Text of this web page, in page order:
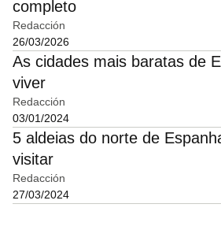
completo
Redacción
26/03/2026
As cidades mais baratas de
viver
Redacción
03/01/2024
5 aldeias do norte de
visitar
Redacción
27/03/2024